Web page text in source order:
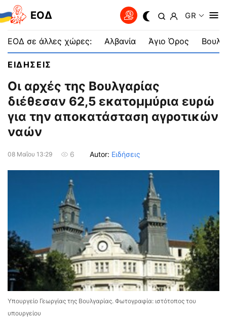
EOΔ GR
ΕΟΔ σε άλλες χώρες: Αλβανία Άγιο Όρος
ΕΙΔΗΣΕΙΣ
Οι αρχές της Βουλγαρίας
διέθεσαν 62,5 εκατομμύρια ευρώ
για την αποκατάσταση αγροτικών
ναών
08 Μαΐου 13:29 6 Autor: Ειδήσεις
Υπουργείο Γεωργίας της Βουλγαρίας. Φωτογραφία: ιστότοπος του
υπουργείου